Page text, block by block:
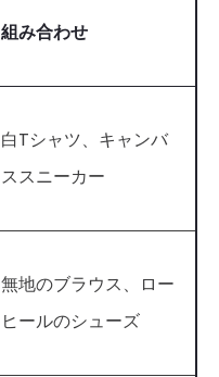
組み合わせ
白Tシャツ、キャンバ
ススニーカー
無地のブラウス、ロー
ヒールのシューズ